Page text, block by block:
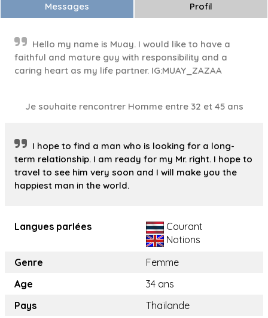
Messages Profil
Hello my name is Muay. I would like to have a
faithful and mature guy with responsibility and a
caring heart as my life partner. IG:MUAY_ZAZAA
Je souhaite rencontrer Homme entre 32 et 45 ans
I hope to find a man who is looking for a long-
term relationship. I am ready for my Mr. right. I hope to
travel to see him very soon and I will make you the
happiest man in the world.
Langues parlées
Courant
Notions
Genre
Femme
Age
34 ans
Pays
Thaïlande